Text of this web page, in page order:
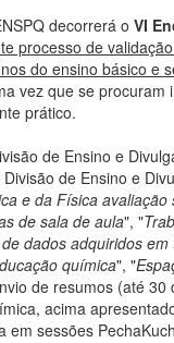
decorrerá o VI
processo de
do ensino básico e
vez que se
prático.
de Ensino e
de Ensino e
e da Física avaliação
de sala de aula", "
dados adquiridos
química", "
de resumos (até
acima
em sessões